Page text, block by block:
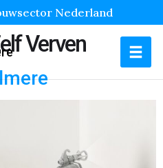
Nederland
Verven